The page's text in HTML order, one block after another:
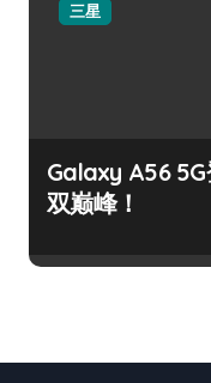
三星
Galaxy A56
双巅峰！